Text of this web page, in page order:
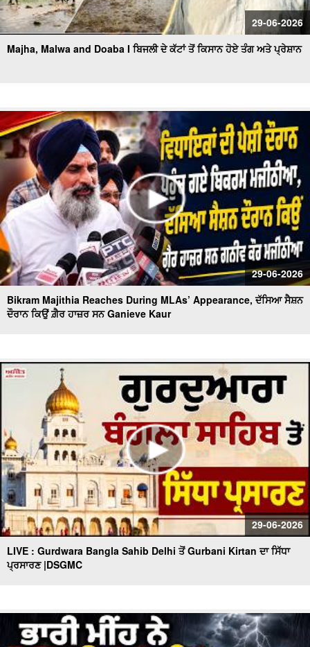
29-06-2026
Majha, Malwa and Doaba I ਬਿਜਲੀ ਦੇ ਕੱਟਾਂ ਤੋਂ ਕਿਸਾਨ ਹੋਏ ਤੰਗ ਅਤੇ ਪ੍ਰੇਸ਼ਾਨ
29-06-2026
Bikram Majithia Reaches During MLAs’ Appearance, ਦੱਸਿਆ ਸੈਸ਼ਨ
ਦੌਰਾਨ ਕਿਉਂ ਗ਼ੈਰ ਹਾਜ਼ਰ ਸਨ Ganieve Kaur
29-06-2026
LIVE : Gurdwara Bangla Sahib Delhi ਤੋਂ Gurbani Kirtan ਦਾ ਸਿੱਧਾ
ਪ੍ਰਸਾਰਣ |DSGMC